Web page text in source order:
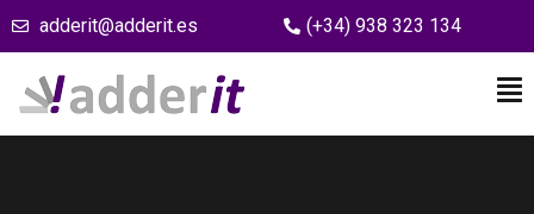
adderit@adderit.es (+34) 938 323 134